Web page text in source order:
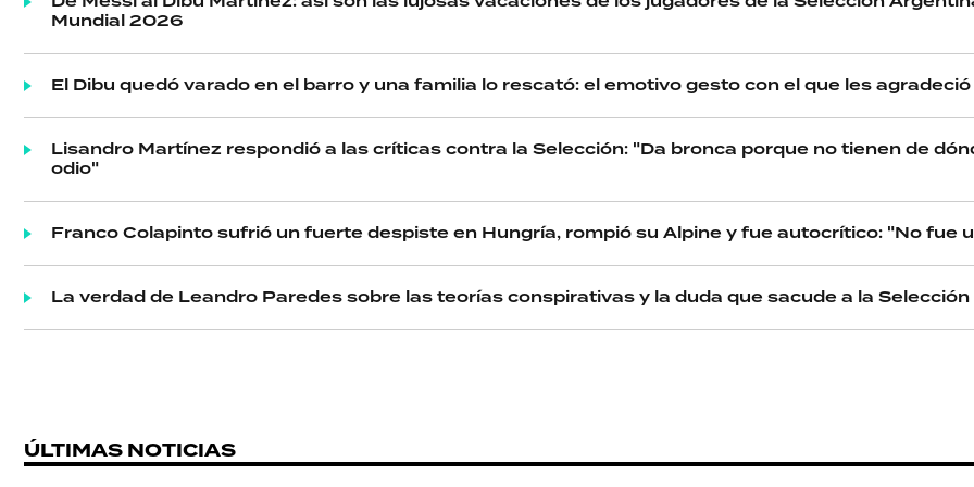
Mundial 2026
El Dibu quedó varado en el barro y una familia lo rescató: el emotivo gesto con el que les agradeció
Lisandro Martínez respondió a las críticas contra la Selección: "Da bronca porque no tienen de
odio"
Franco Colapinto sufrió un fuerte despiste en Hungría, rompió su Alpine y fue autocrítico: "No fue
La verdad de Leandro Paredes sobre las teorías conspirativas y la duda que sacude a la Selección
ÚLTIMAS NOTICIAS